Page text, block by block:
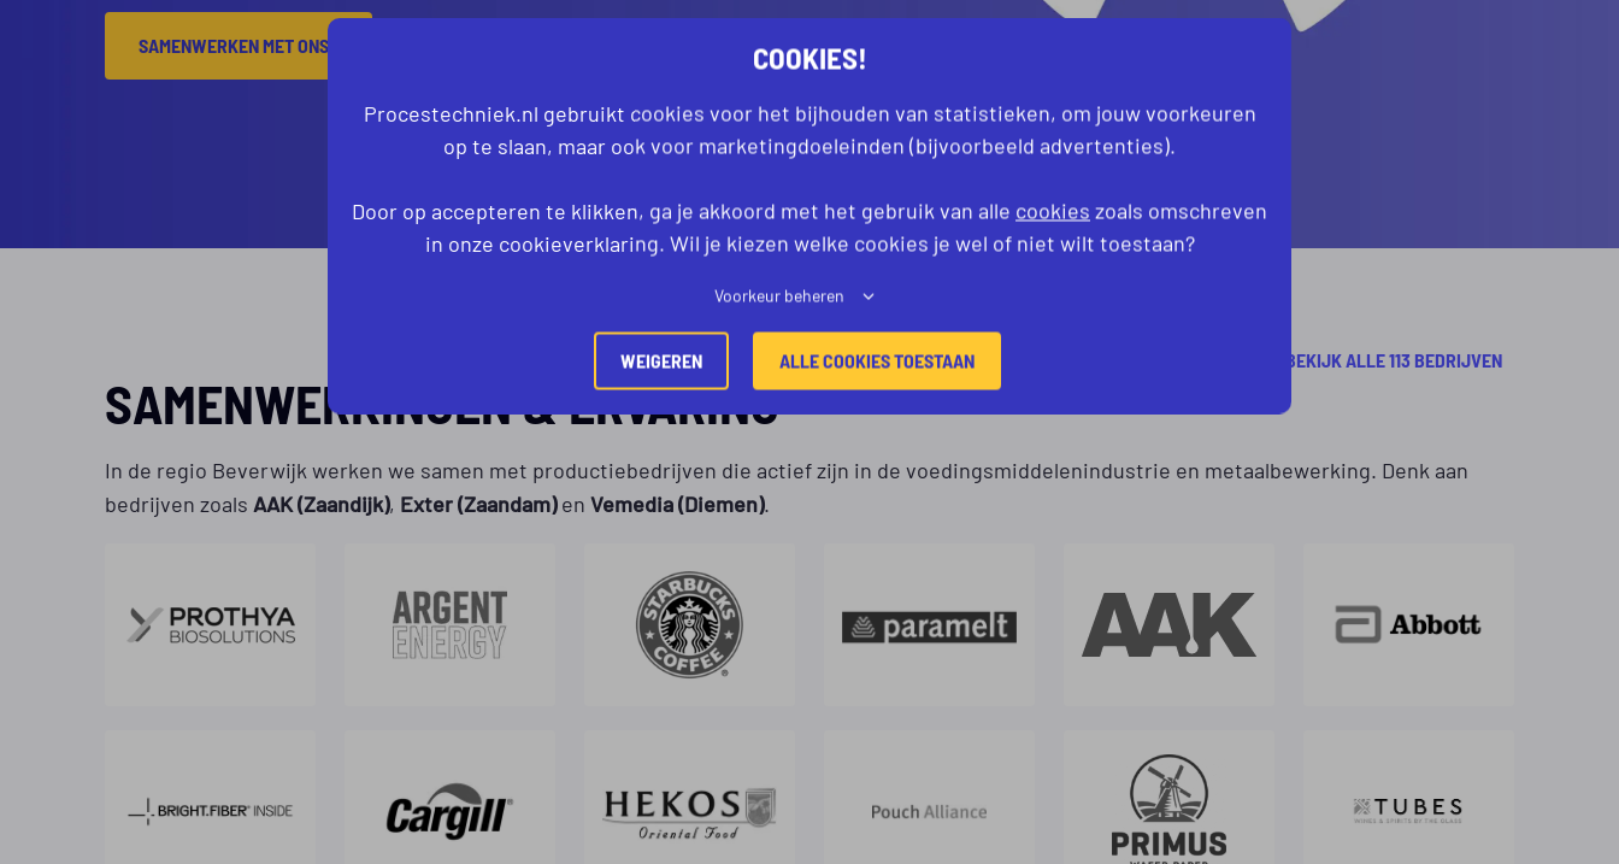
SAMENWERKEN MET ONS?
SAMENWERKINGEN & ERVARING
In de regio Beverwijk werken we samen met productiebedrijven die actief zijn in de voedingsmiddelenindustrie en metaalbewerking. Denk aan
bedrijven zoals AAK (Zaandijk), Exter (Zaandam)en Vemedia (Diemen).
BEKIJK ALLE 113 BEDRIJVEN
COOKIES!
Procestechniek.nl gebruikt cookies voor het bijhouden van statistieken, om jouw voorkeuren
op te slaan, maar ook voor marketingdoeleinden (bijvoorbeeld advertenties).
Door op accepteren te klikken, ga je akkoord met het gebruik van alle cookies zoals omschreven
in onze cookieverklaring. Wil je kiezen welke cookies je wel of niet wilt toestaan?
Voorkeur beheren
WEIGEREN ALLE COOKIES TOESTAAN